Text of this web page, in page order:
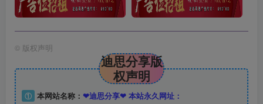
© 版权声明
迪思分享版
权声明
① 本网站名称： ❤迪思分享❤ 本站永久网址：